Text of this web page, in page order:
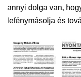
annyi dolga van,
lefénymásolja és